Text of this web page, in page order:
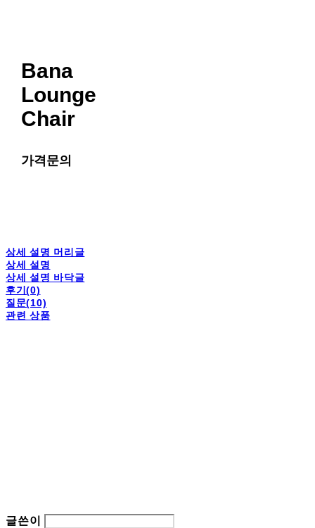
Bana
Lounge
Chair
가격문의
상세 설명 머리글
상세 설명
상세 설명 바닥글
후기(0)
질문(10)
관련 상품
글쓴이